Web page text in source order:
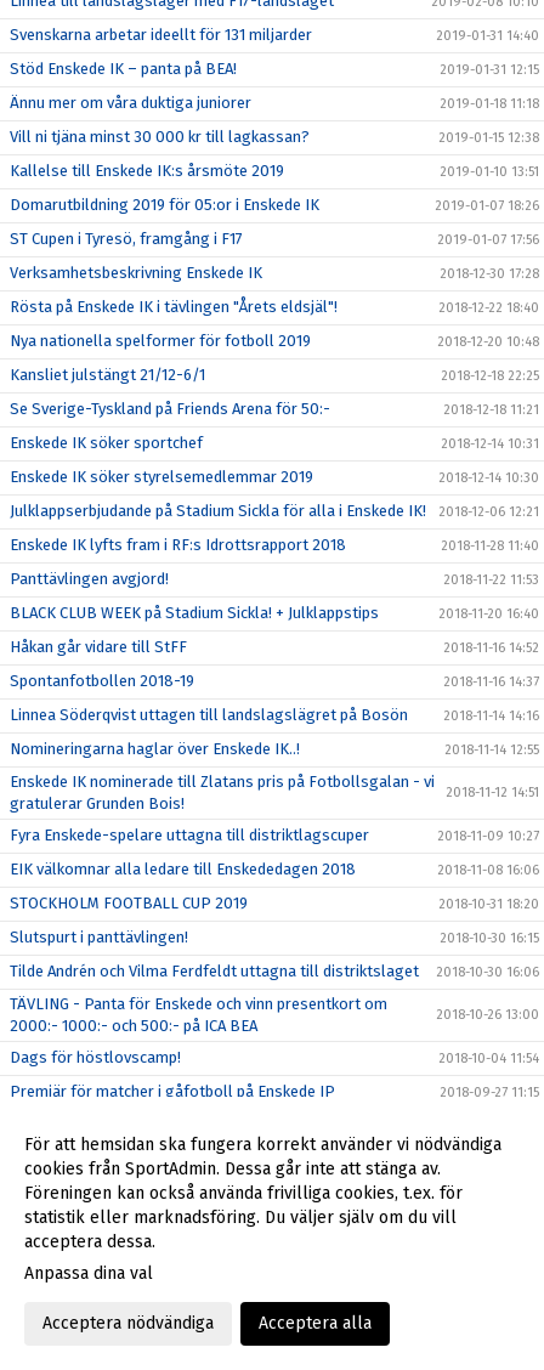
Svenskarna arbetar ideellt för 131 miljarder 2019-01-31 14:40
Stöd Enskede IK – panta på BEA! 2019-01-31 12:15
Ännu mer om våra duktiga juniorer 2019-01-18 11:18
Vill ni tjäna minst 30 000 kr till lagkassan? 2019-01-15 12:38
Kallelse till Enskede IK:s årsmöte 2019 2019-01-10 13:51
Domarutbildning 2019 för 05:or i Enskede IK 2019-01-07 18:26
ST Cupen i Tyresö, framgång i F17 2019-01-07 17:56
Verksamhetsbeskrivning Enskede IK 2018-12-30 17:28
Rösta på Enskede IK i tävlingen "Årets eldsjäl"! 2018-12-22 18:40
Nya nationella spelformer för fotboll 2019 2018-12-20 10:48
Kansliet julstängt 21/12-6/1 2018-12-18 22:25
Se Sverige-Tyskland på Friends Arena för 50:- 2018-12-18 11:21
Enskede IK söker sportchef 2018-12-14 10:31
Enskede IK söker styrelsemedlemmar 2019 2018-12-14 10:30
Julklappserbjudande på Stadium Sickla för alla i Enskede IK! 2018-12-06 12:21
Enskede IK lyfts fram i RF:s Idrottsrapport 2018 2018-11-28 11:40
Panttävlingen avgjord! 2018-11-22 11:53
BLACK CLUB WEEK på Stadium Sickla! + Julklappstips 2018-11-20 16:40
Håkan går vidare till StFF 2018-11-16 14:52
Spontanfotbollen 2018-19 2018-11-16 14:37
Linnea Söderqvist uttagen till landslagslägret på Bosön 2018-11-14 14:16
Nomineringarna haglar över Enskede IK..! 2018-11-14 12:55
Enskede IK nominerade till Zlatans pris på Fotbollsgalan - vi
gratulerar Grunden Bois!
2018-11-12 14:51
Fyra Enskede-spelare uttagna till distriktlagscuper 2018-11-09 10:27
EIK välkomnar alla ledare till Enskededagen 2018 2018-11-08 16:06
STOCKHOLM FOOTBALL CUP 2019 2018-10-31 18:20
Slutspurt i panttävlingen! 2018-10-30 16:15
Tilde Andrén och Vilma Ferdfeldt uttagna till distriktslaget 2018-10-30 16:06
TÄVLING - Panta för Enskede och vinn presentkort om
2000:- 1000:- och 500:- på ICA BEA
2018-10-26 13:00
Dags för höstlovscamp! 2018-10-04 11:54
Premiär för matcher i gåfotboll på Enskede IP 2018-09-27 11:15
Vilma och Linnea till landslagets regionala läger
Matilda Vinberg uttagen till landskamper mot Norge 2018-09-06 16:52
Enskede IK F/P09 blir Players escort på Friends 10/9 2018-09-04 16:29
Svensk breddfotboll skapar värden för miljarder
Enskede IK:s styrelse 2018
För att hemsidan ska fungera korrekt använder vi nödvändiga
cookies från SportAdmin. Dessa går inte att stänga av.
Föreningen kan också använda frivilliga cookies, t.ex. för
statistik eller marknadsföring. Du väljer själv om du vill
acceptera dessa.
Anpassa dina val
Acceptera nödvändiga Acceptera alla